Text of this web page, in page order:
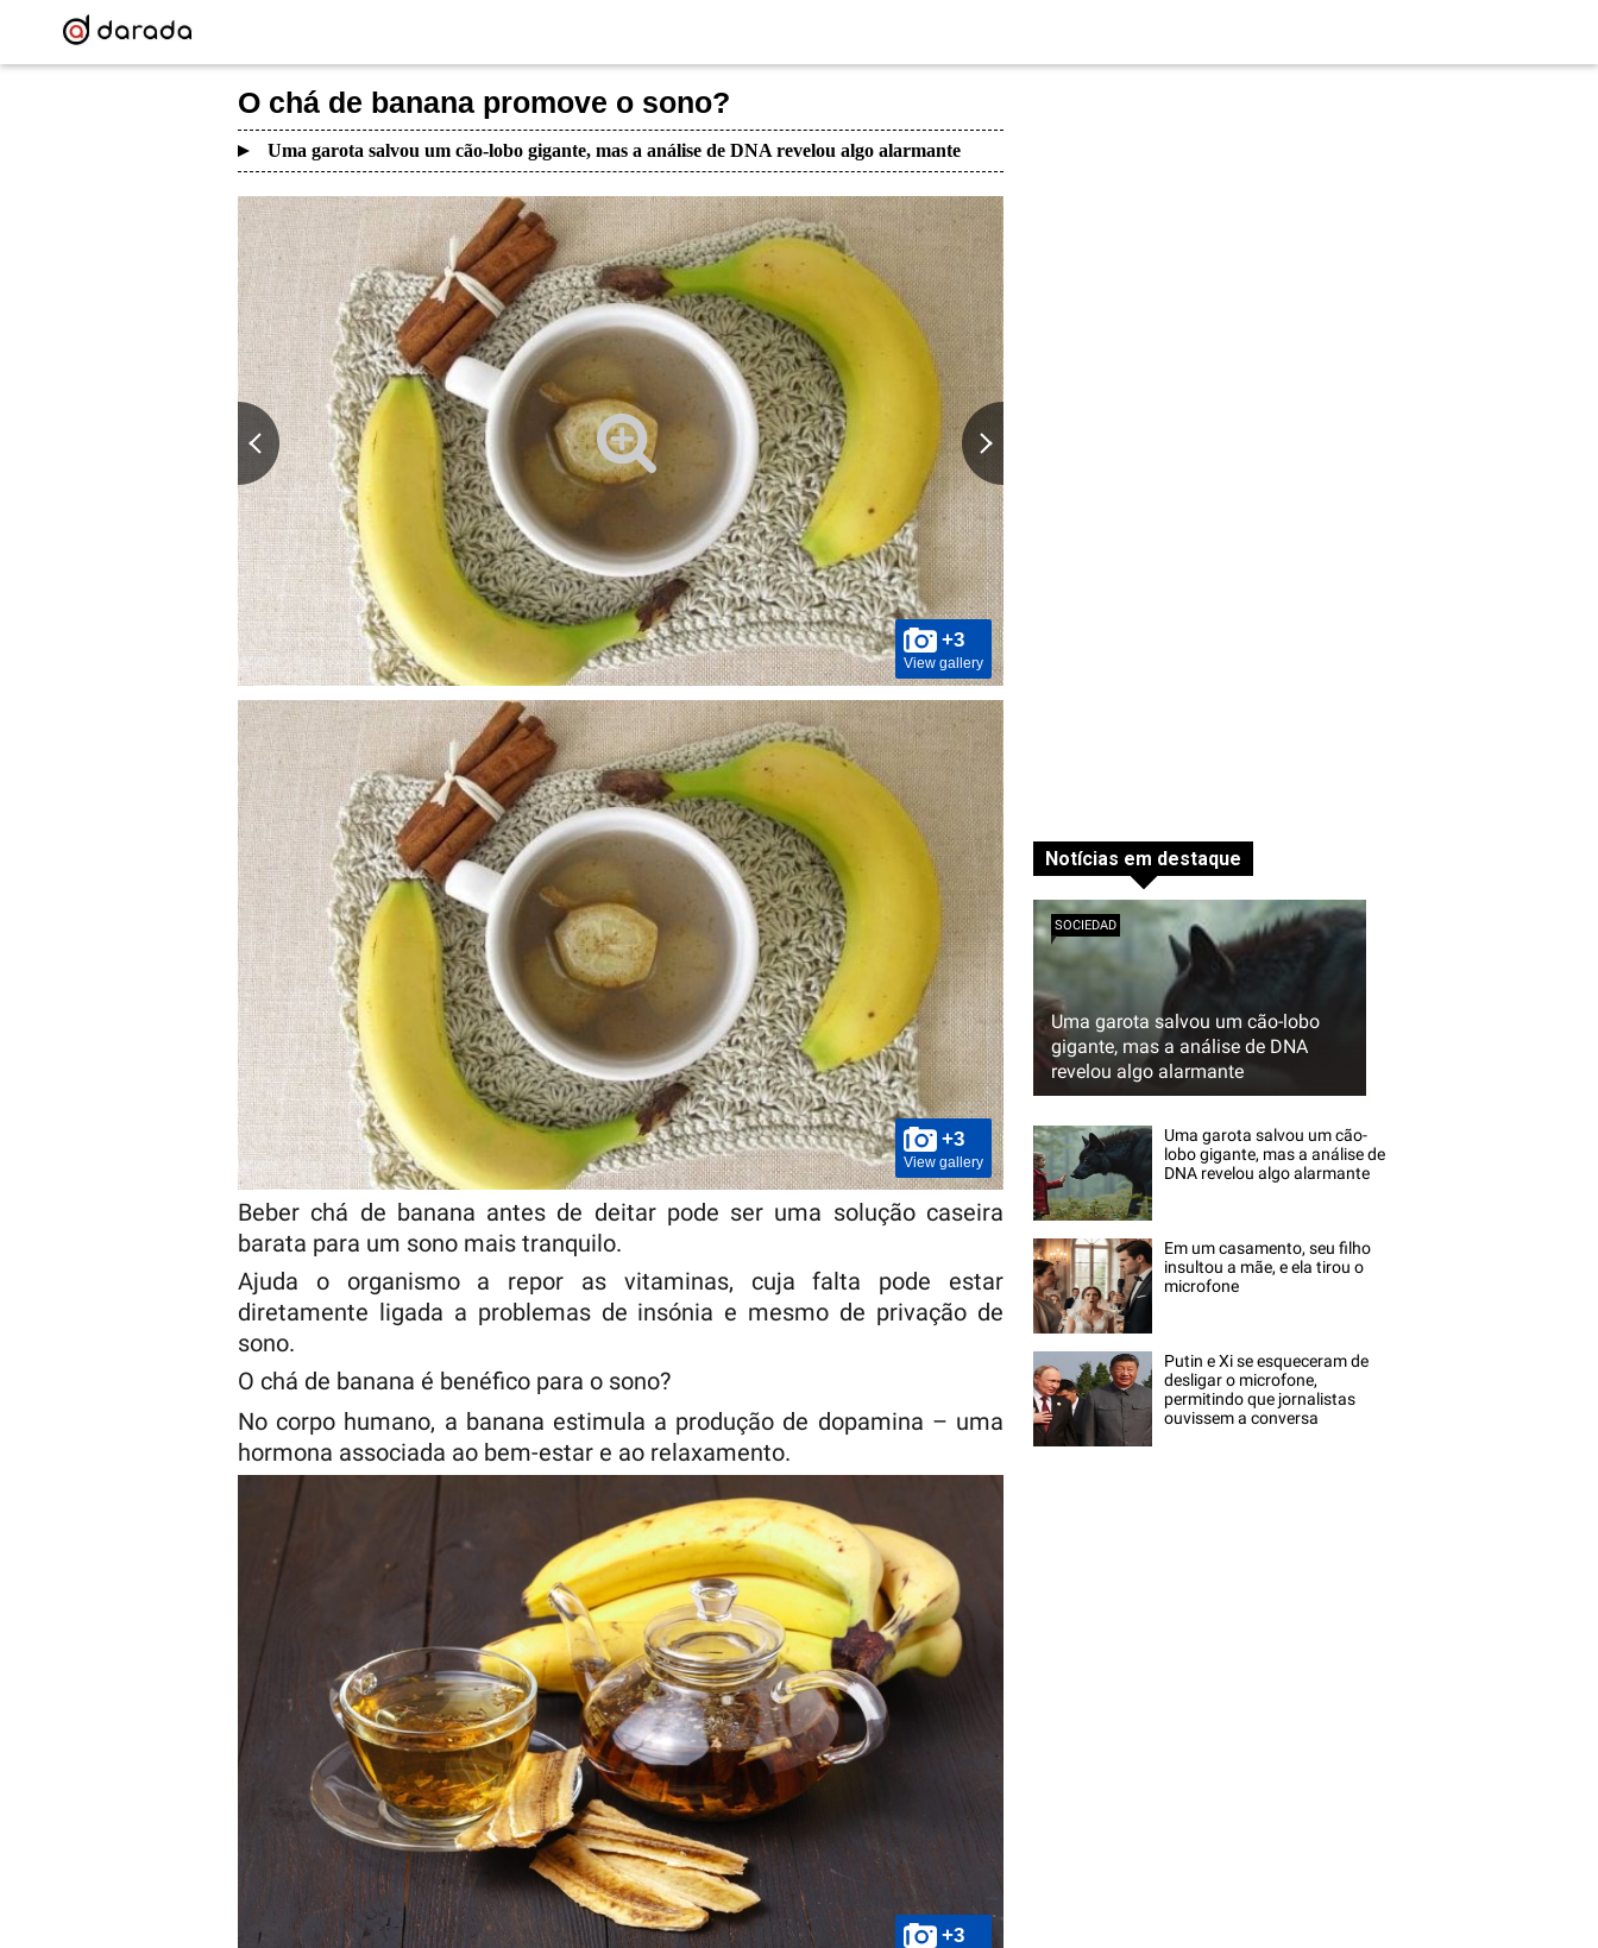
O chá de banana promove o sono?
Uma garota salvou um cão-lobo gigante, mas a análise de DNA revelou algo alarmante
+3
View gallery
+3
View gallery
Beber chá de banana antes de deitar pode ser uma solução caseira
barata para um sono mais tranquilo.
Ajuda o organismo a repor as vitaminas, cuja falta pode estar
diretamente ligada a problemas de insónia e mesmo de privação de
sono.
O chá de banana é benéfico para o sono?
No corpo humano, a banana estimula a produção de dopamina – uma
hormona associada ao bem-estar e ao relaxamento.
+3
Notícias em destaque
Uma garota salvou um cão-lobo
gigante, mas a análise de DNA
revelou algo alarmante
SOCIEDAD
Uma garota salvou um cão-
lobo gigante, mas a análise de
DNA revelou algo alarmante
Em um casamento, seu filho
insultou a mãe, e ela tirou o
microfone
Putin e Xi se esqueceram de
desligar o microfone,
permitindo que jornalistas
ouvissem a conversa